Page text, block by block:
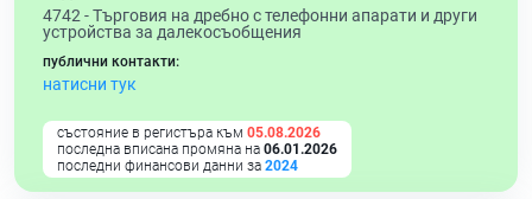
4742 -Търговия на дребно с телефонни апарати и други
устройства за далекосъобщения
публични контакти:
натисни тук
състояние в регистъра към 05.08.2026
последна вписана промяна на 06.01.2026
последни финансови данни за 2024